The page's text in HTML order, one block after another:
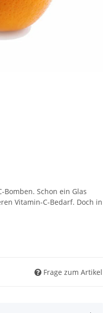
Schon ein Glas
Vitamin-C-Bedarf. Doch in
Frage zum Artikel